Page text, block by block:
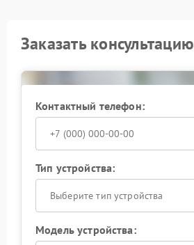
Заказать консультацию
Контактный телефон:
Тип устройства:
Выберите тип устройства
Модель устройства: